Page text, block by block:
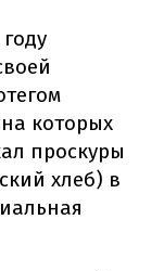
которых
проскуры
хлеб) в